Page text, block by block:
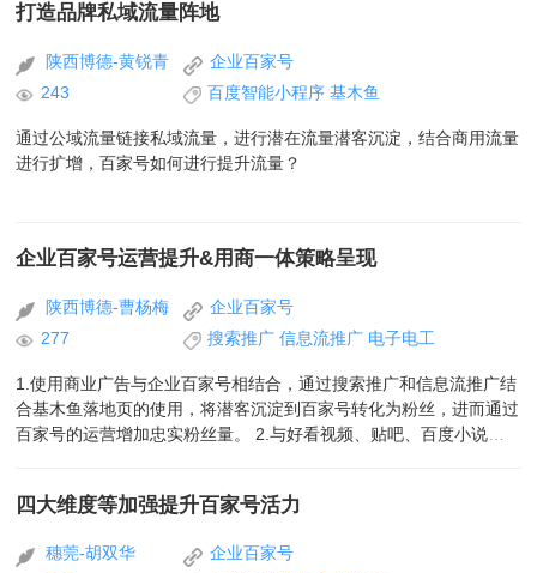
打造品牌私域流量阵地
陕西博德-黄锐青
企业百家号
243
百度智能小程序 基木鱼
通过公域流量链接私域流量，进行潜在流量潜客沉淀，结合商用流量
进行扩增，百家号如何进行提升流量？
企业百家号运营提升&用商一体策略呈现
陕西博德-曹杨梅
企业百家号
277
搜索推广 信息流推广 电子电工
1.使用商业广告与企业百家号相结合，通过搜索推广和信息流推广结
合基木鱼落地页的使用，将潜客沉淀到百家号转化为粉丝，进而通过
百家号的运营增加忠实粉丝量。 2.与好看视频、贴吧、百度小说等
四大维度等加强提升百家号活力
穗莞-胡双华
企业百家号